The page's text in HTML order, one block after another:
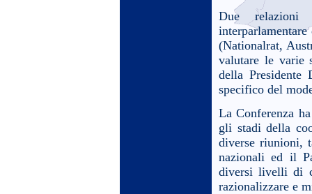
Due relazioni
(Nationalrat,
valutare le varie
della Presidente
specifico del
La Conferenza
gli stadi della
diverse riunioni,
nazionali ed il
diversi livelli di
razionalizzare e